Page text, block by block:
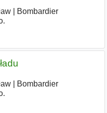
|
Bombardier
|
Bombardier